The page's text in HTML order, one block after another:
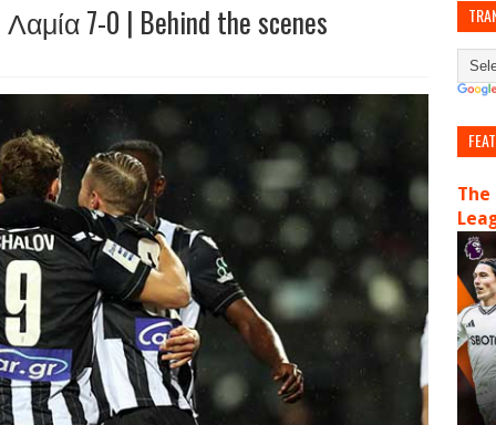
7-0 | Behind the scenes
The